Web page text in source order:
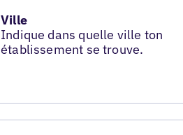
Ville
Indique dans quelle ville ton
établissement se trouve.